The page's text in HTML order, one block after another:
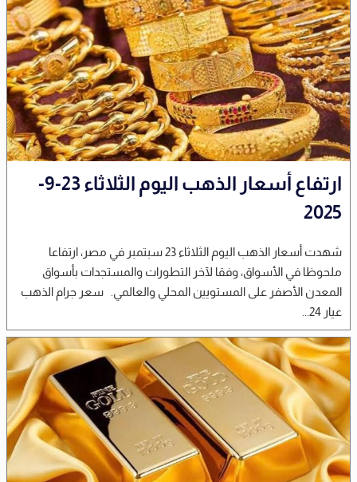
ارتفاع أسعار الذهب اليوم الثلاثاء 23-9-
2025
شهدت أسعار الذهب اليوم الثلاثاء 23 سبتمبر في مصر، ارتفاعا
ملحوظا في الأسواق، وفقا لآخر التطورات والمستجدات بأسواق
المعدن الأصفر على المستويين المحلي والعالمي. سعر جرام الذهب
عيار 24...